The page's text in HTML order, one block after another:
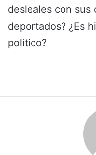
desleales con sus
deportados? ¿Es
político?